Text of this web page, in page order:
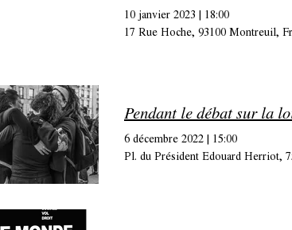
10 janvier 2023
18:00
17 Rue Hoche, 93100 Montreuil,
6 décembre 2022
15:00
Pl. du Président Edouard Herriot,